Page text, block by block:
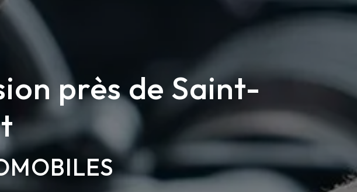
près de Saint-